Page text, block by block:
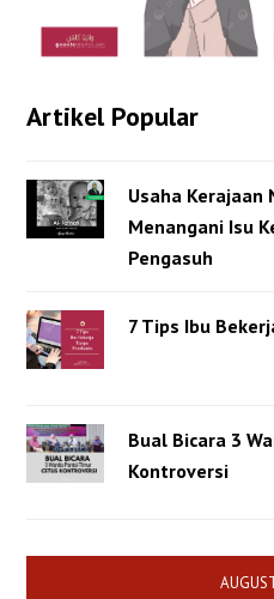
Artikel Popular
Usaha Kerajaan
Menangani Isu
Pengasuh
7 Tips Ibu
Bual Bicara 3
Kontroversi